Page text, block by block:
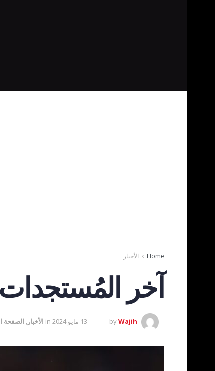
Home الأخبار
آخر
byWajih 13 مايو 2024 in الأخبار , الصفحة